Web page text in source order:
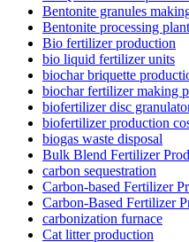
Bentonite granules
Bentonite processing plant
Bio fertilizer production
bio liquid fertilizer units
biochar briquette
biochar fertilizer making
biofertilizer disc
biofertilizer production
biogas waste disposal
Bulk Blend Fertilizer
carbon sequestration
Carbon-based Fertilizer
Carbon-Based Fertilizer
carbonization furnace
Cat litter production